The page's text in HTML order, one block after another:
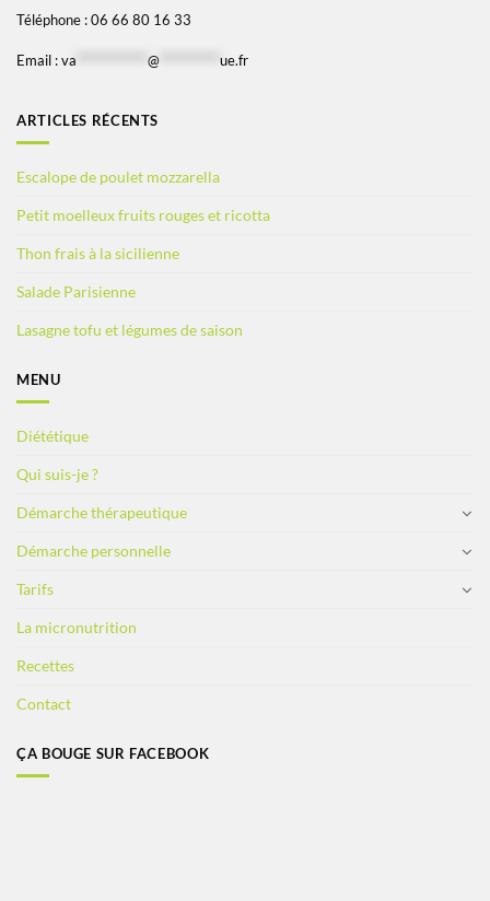
Téléphone : 06 66 80 16 33
Email : va @ ue.fr
ARTICLES RÉCENTS
Escalope de poulet mozzarella
Petit moelleux fruits rouges et ricotta
Thon frais à la sicilienne
Salade Parisienne
Lasagne tofu et légumes de saison
MENU
Diététique
Qui suis-je ?
Démarche thérapeutique
Démarche personnelle
Tarifs
La micronutrition
Recettes
Contact
ÇA BOUGE SUR FACEBOOK